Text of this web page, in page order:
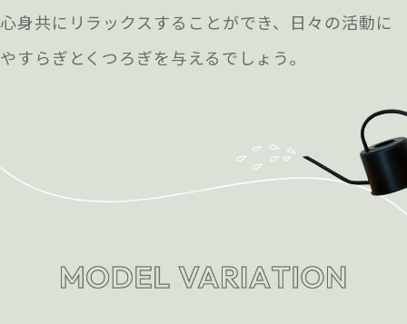
心身共にリラックスすることができ、日々の活動に
やすらぎとくつろぎを与えるでしょう。